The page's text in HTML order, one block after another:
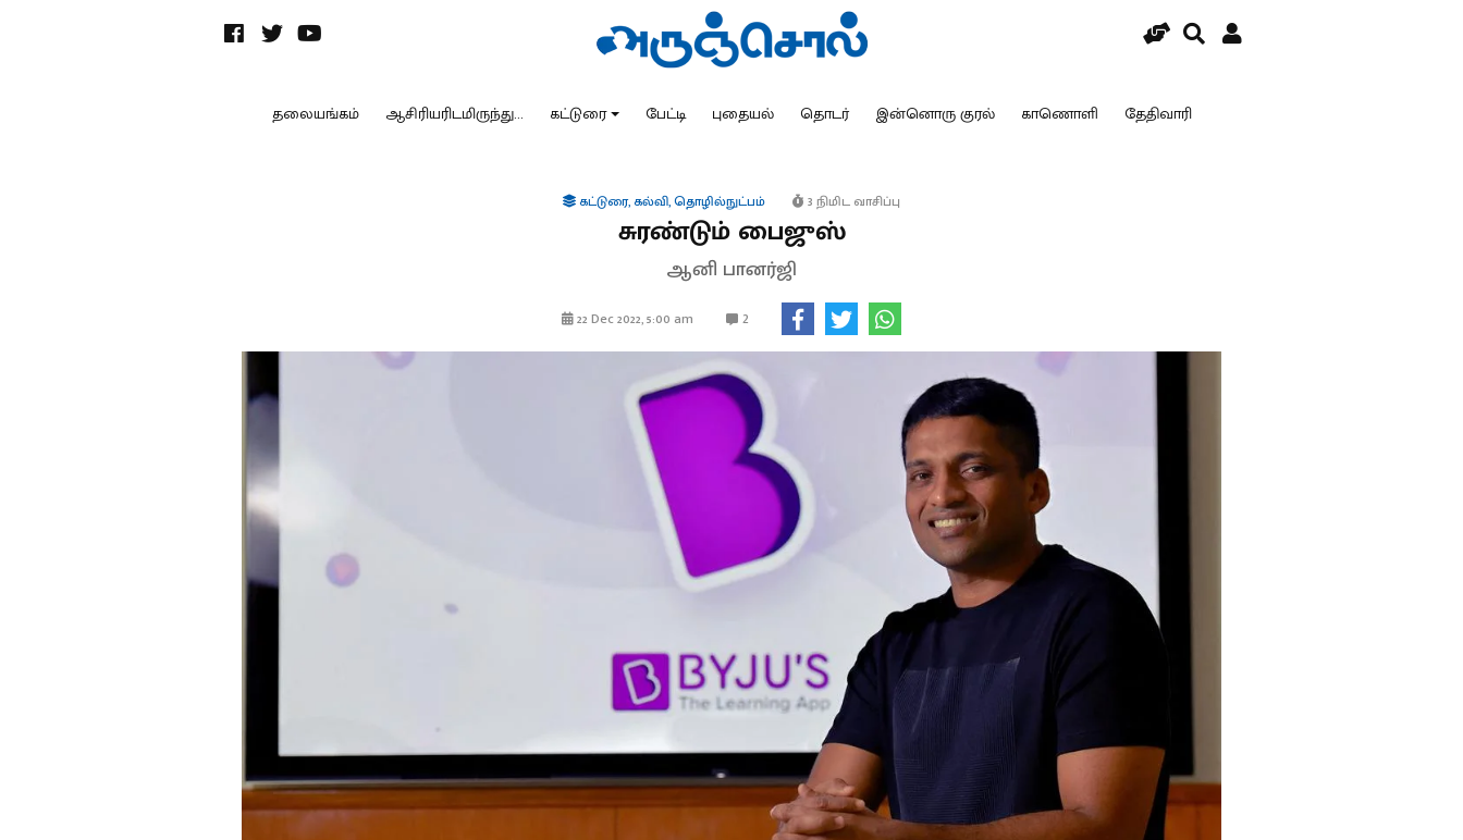
தலையங்கம் ஆசிரியரிடமிருந்து... கட்டுரை பேட்டி புதையல் தொடர் இன்னொரு குரல் காணொளி தேதிவாரி
கட்டுரை,கல்வி,தொழில்நுட்பம் 3 நிமிட வாசிப்பு
சுரண்டும் பைஜுஸ்
ஆனி பானர்ஜி
22 Dec 2022, 5:00 am 2